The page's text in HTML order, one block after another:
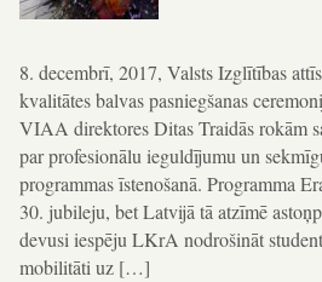
8. decembrī, 2017, Valsts Izglītības
kvalitātes balvas pasniegšanas
VIAA direktores Ditas Traidās rokām
par profesionālu ieguldījumu un
programmas īstenošanā. Programma
30. jubileju, bet Latvijā tā atzīmē
devusi iespēju LKrA nodrošināt
mobilitāti uz […]